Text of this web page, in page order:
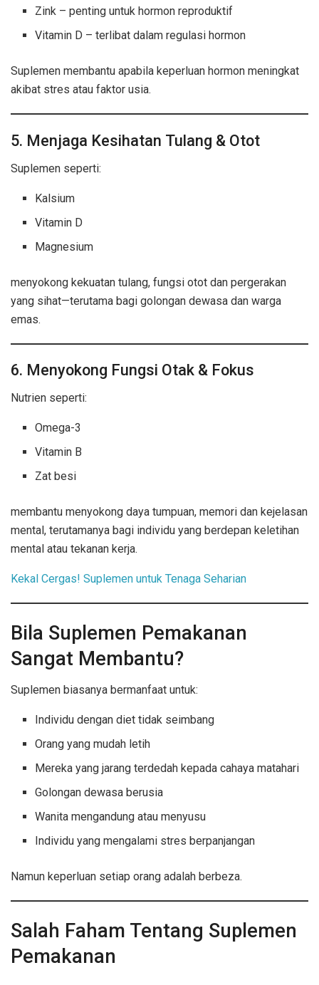
Zink – penting untuk hormon reproduktif
Vitamin D – terlibat dalam regulasi hormon
Suplemen membantu apabila keperluan hormon meningkat
akibat stres atau faktor usia.
5. Menjaga Kesihatan Tulang & Otot
Suplemen seperti:
Kalsium
Vitamin D
Magnesium
menyokong kekuatan tulang, fungsi otot dan pergerakan
yang sihat—terutama bagi golongan dewasa dan warga
emas.
6. Menyokong Fungsi Otak & Fokus
Nutrien seperti:
Omega-3
Vitamin B
Zat besi
membantu menyokong daya tumpuan, memori dan kejelasan
mental, terutamanya bagi individu yang berdepan keletihan
mental atau tekanan kerja.
Kekal Cergas! Suplemen untuk Tenaga Seharian
Bila Suplemen Pemakanan
Sangat Membantu?
Suplemen biasanya bermanfaat untuk:
Individu dengan diet tidak seimbang
Orang yang mudah letih
Mereka yang jarang terdedah kepada cahaya matahari
Golongan dewasa berusia
Wanita mengandung atau menyusu
Individu yang mengalami stres berpanjangan
Namun keperluan setiap orang adalah berbeza.
Salah Faham Tentang Suplemen
Pemakanan